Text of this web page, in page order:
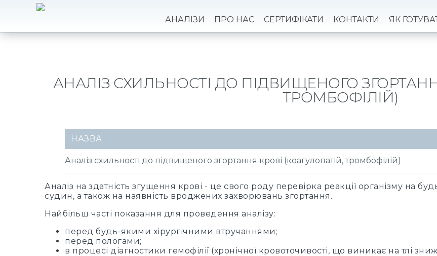
АНАЛІЗИ ПРО НАС СЕРТИФІКАТИ КОНТАКТИ ЯК
АНАЛІЗ СХИЛЬНОСТІ ДО ПІДВИЩЕНОГО
ТРОМБОФІЛІЙ)
НАЗВА
Аналіз схильності до підвищеного згортання крові (коагулопатій, тромбофілій)
Аналіз на здатність згущення крові - це свого роду перевірка реакції організму на
судин, а також на наявність вроджених захворювань згортання.
Найбільш часті показання для проведення аналізу:
перед будь-якими хірургічними втручаннями;
перед пологами;
в процесі діагностики гемофілії (хронічної кровоточивості, що виникає на тлі